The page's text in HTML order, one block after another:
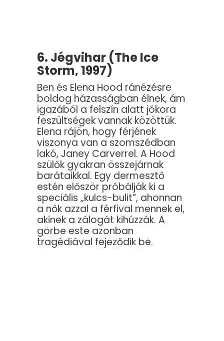
6. Jégvihar (The Ice
Storm, 1997)
Ben és Elena Hood ránézésre
boldog házasságban élnek, ám
igazából a felszín alatt jókora
feszültségek vannak közöttük.
Elena rájön, hogy férjének
viszonya van a szomszédban
lakó, Janey Carverrel. A Hood
szülők gyakran összejárnak
barátaikkal. Egy dermesztő
estén először próbálják ki a
speciális „kulcs-bulit”, ahonnan
a nők azzal a férfival mennek el,
akinek a zálogát kihúzzák. A
görbe este azonban
tragédiával fejeződik be.